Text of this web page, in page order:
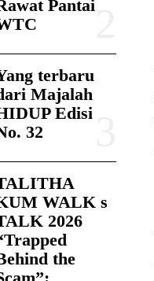
Pantai
terbaru
Majalah
Edisi
32
WALK s
2026
the